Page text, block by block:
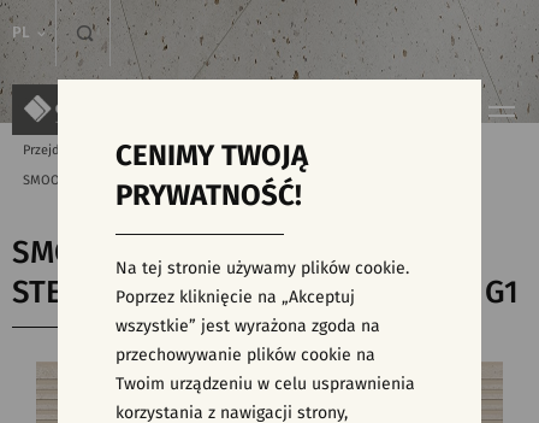
PL
Przejdź do strony głównej Produkty
SMOOTH ROCKSTONE WHITE STEPTREAD MATT RECT 29,8X59,8 G1
SMOOTH ROCKSTONE WHITE
STEPTREAD MATT RECT 29,8X59,8 G1
CENIMY TWOJĄ
PRYWATNOŚĆ!
Na tej stronie używamy plików cookie.
Poprzez kliknięcie na „Akceptuj
wszystkie” jest wyrażona zgoda na
przechowywanie plików cookie na
Twoim urządzeniu w celu usprawnienia
korzystania z nawigacji strony,